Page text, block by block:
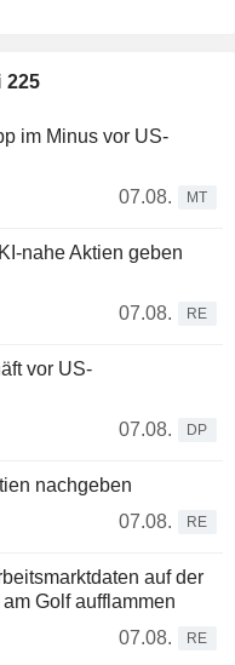
225
im Minus vor US-
07.08.
MT
nahe Aktien geben
07.08.
RE
vor US-
07.08.
DP
nachgeben
07.08.
RE
auf der
Golf aufflammen
07.08.
RE